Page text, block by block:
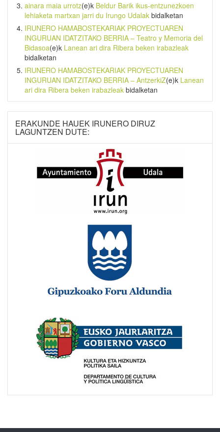
ainara maia urrotz(e)k Beldur Barik ikus-entzunezkoen
lehiaketa martxan jarri du Irungo Udalak bidalketan
IRUNERO HAMABOSTEKARIAK PROYECTUAREN
INGURUAN IDATZITAKO BERRIA – Teatro y Memoria del
Bidasoa(e)k Lanean ari dira Ribera beken irabazleak
bidalketan
IRUNERO HAMABOSTEKARIAK PROYECTUAREN
INGURUAN IDATZITAKO BERRIA – AntzerkiZ(e)k Lanean
ari dira Ribera beken irabazleak bidalketan
ERAKUNDE HAUEK IRUNERO DIRUZ
LAGUNTZEN DUTE: